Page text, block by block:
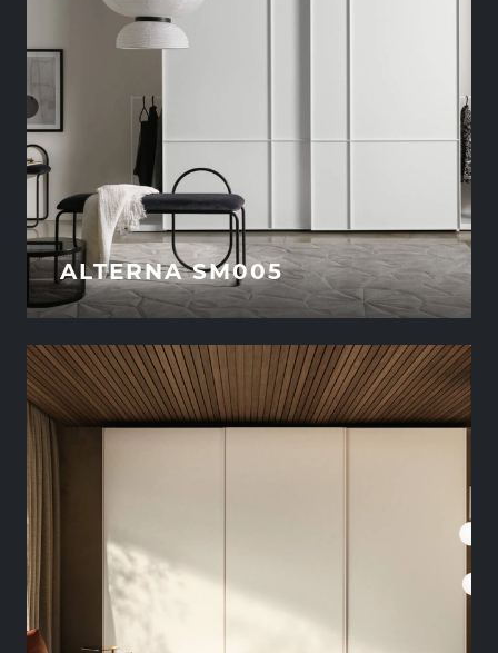
ALTERNA SM005